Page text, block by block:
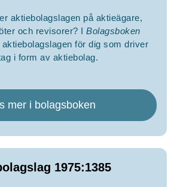
aktiebolagslagen på aktieägare,
och revisorer? I Bolagsboken
för dig som driver
i form av aktiebolag.
mer i bolagsboken
1975:1385